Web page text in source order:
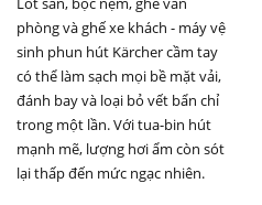
phòng và ghế xe khách - máy vệ
sinh phun hút Kärcher cầm tay
có thể làm sạch mọi bề mặt vải,
đánh bay và loại bỏ vết bẩn chỉ
trong một lần. Với tua-bin hút
mạnh mẽ, lượng hơi ẩm còn sót
lại thấp đến mức ngạc nhiên.